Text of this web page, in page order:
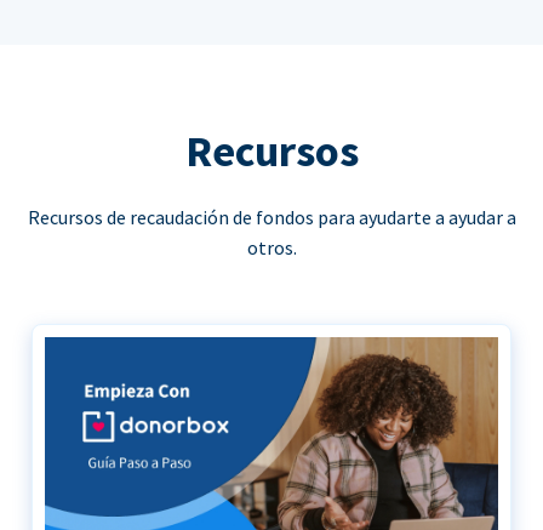
Recursos
Recursos de recaudación de fondos para ayudarte a ayudar a
otros.